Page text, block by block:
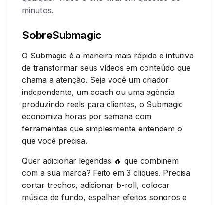
minutos.
SobreSubmagic
O Submagic é a maneira mais rápida e intuitiva
de transformar seus vídeos em conteúdo que
chama a atenção. Seja você um criador
independente, um coach ou uma agência
produzindo reels para clientes, o Submagic
economiza horas por semana com
ferramentas que simplesmente entendem o
que você precisa.
Quer adicionar legendas 🔥 que combinem
com a sua marca? Feito em 3 cliques. Precisa
cortar trechos, adicionar b-roll, colocar
música de fundo, espalhar efeitos sonoros e